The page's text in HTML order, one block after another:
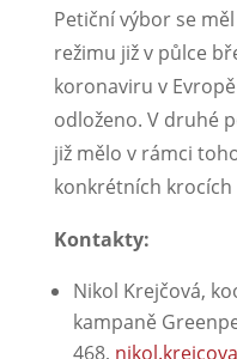
Petiční výbor se
režimu již v půlce
koronaviru v
odloženo. V druhé
již mělo v rámci
konkrétních
Kontakty:
Nikol Krejčová,
kampaně
468,